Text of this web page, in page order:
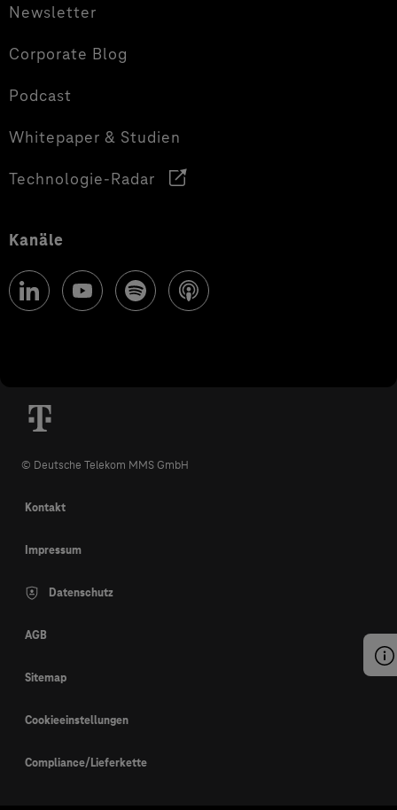
Newsletter
Corporate Blog
Podcast
Whitepaper & Studien
Technologie-Radar
Kanäle
© Deutsche Telekom MMS GmbH
Kontakt
Impressum
Datenschutz
AGB
Sitemap
Cookieeinstellungen
Compliance/Lieferkette